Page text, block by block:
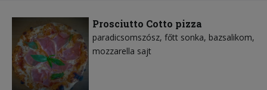
Prosciutto Cotto pizza
paradicsomszósz főtt sonka bazsalikom
mozzarella sajt